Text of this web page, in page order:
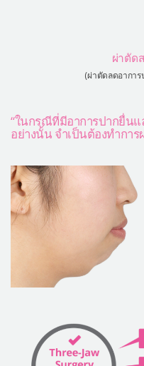
ผ่าตัด
(ผ่าตัดลดอาการ
“ในกรณีที่มีอาการปากยื่น
อย่างนั้น จำเป็นต้องทำกา